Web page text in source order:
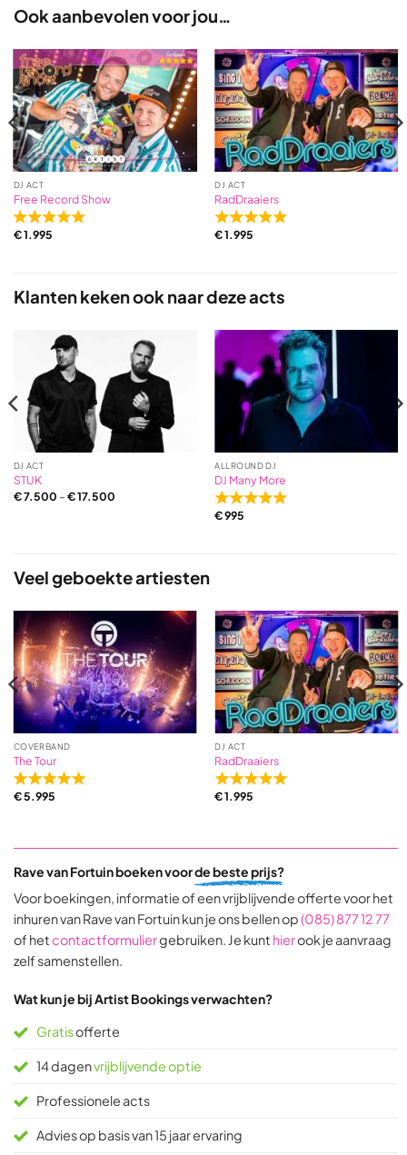
Ook aanbevolen voor jou…
DJ ACT
Free Record Show
Rated
5,0
5
2
ratings
€1.995
DJ ACT
RadDraaiers
Rated
5,0
5
on
ratings
€1.995
Klanten keken ook naar deze acts
DJ ACT
STUK
€7.500 –€17.500
ALLROUND DJ
DJ Many More
Rated
on
3
ratings
€995
Veel geboekte artiesten
COVERBAND
The Tour
Rated
5,0
based
31
ratings
€5.995
DJ ACT
RadDraaiers
Rated
5,0
based
on
9
ratings
€1.995
Rave van Fortuin boeken voorde beste prijs?
Voor boekingen, informatie of een vrijblijvende offerte voor het
inhuren van Rave van Fortuin kun je ons bellen op(085) 877 12 77
of hetcontactformuliergebruiken. Je kunt hierook je aanvraag
zelf samenstellen.
Wat kun je bij Artist Bookings verwachten?
Gratisofferte
14 dagenvrijblijvende optie
Professionele acts
Advies op basis van 15 jaar ervaring